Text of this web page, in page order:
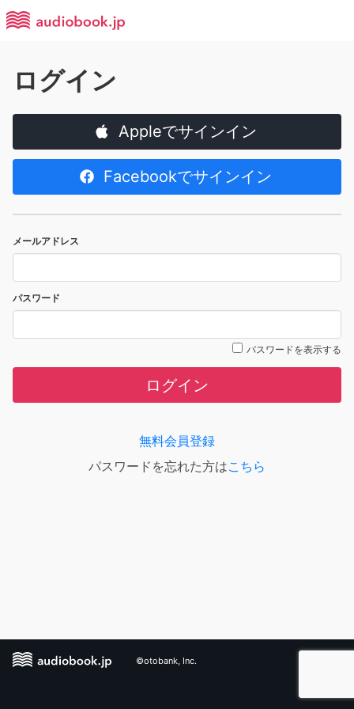
ログイン
Appleでサインイン
Facebookでサインイン
メールアドレス
パスワード
パスワードを表示する
ログイン
無料会員登録
パスワードを忘れた方はこちら
©otobank, Inc.